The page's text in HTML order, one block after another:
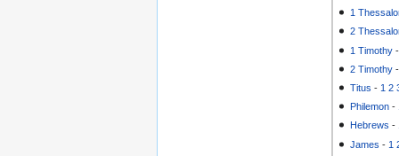
1
2
1 Timothy
2 Timothy
Titus - 1 2
Philemon -
Hebrews -
James - 1